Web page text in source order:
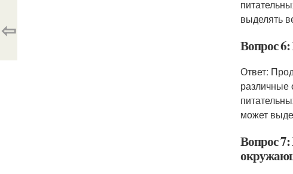
выделять
Вопрос 6:
Ответ:
различные
может
Вопрос
⇦